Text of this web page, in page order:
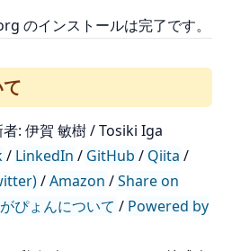
のインストールは完了です。
: 伊賀 敏樹 / Tosiki Iga
/ LinkedIn / GitHub / Qiita /
/Amazon /Share on
ぴょんについて / Powered by